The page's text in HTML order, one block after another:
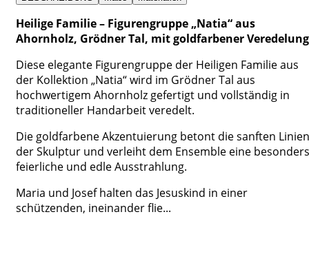
Heilige Familie – Figurengruppe „Natia“ aus
Ahornholz, Grödner Tal, mit goldfarbener Veredelung
Diese elegante Figurengruppe der Heiligen Familie aus
der Kollektion „Natia“ wird im Grödner Tal aus
hochwertigem Ahornholz gefertigt und vollständig in
traditioneller Handarbeit veredelt.
Die goldfarbene Akzentuierung betont die sanften Linien
der Skulptur und verleiht dem Ensemble eine besonders
feierliche und edle Ausstrahlung.
Maria und Josef halten das Jesuskind in einer
schützenden, ineinander flie...